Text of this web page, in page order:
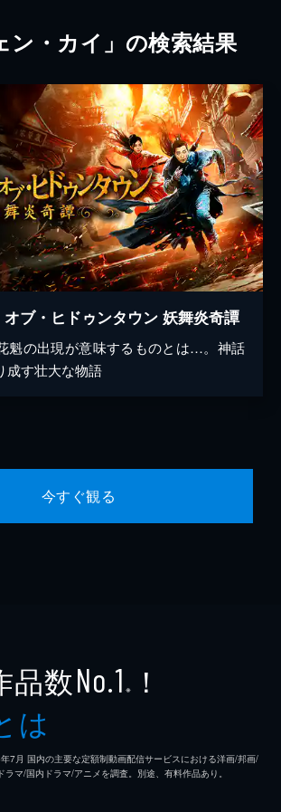
ン・カイ」の検索結果
オブ・ヒドゥンタウン 妖舞炎奇譚
魁の出現が意味するものとは…。神話
成す壮大な物語
今すぐ観る
品数No.1 ※ ！
は
7⽉ 国内の主要な定額制動画配信サービスにおける洋画/邦画/
マ/国内ドラマ/アニメを調査。別途、有料作品あり。